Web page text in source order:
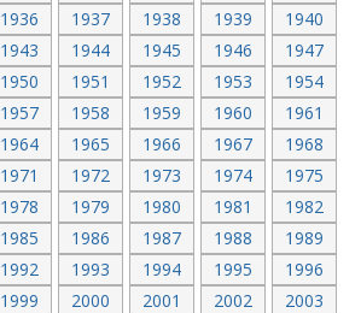
1936 1937 1938 1939
1940
1943 1944 1945 1946
1947
1950 1951 1952 1953
1954
1957 1958 1959 1960
1961
1964 1965 1966 1967
1968
1971 1972 1973 1974
1975
1978 1979 1980 1981
1982
1985 1986 1987 1988
1989
1992 1993 1994 1995
1996
1999 2000 2001 2002
2003